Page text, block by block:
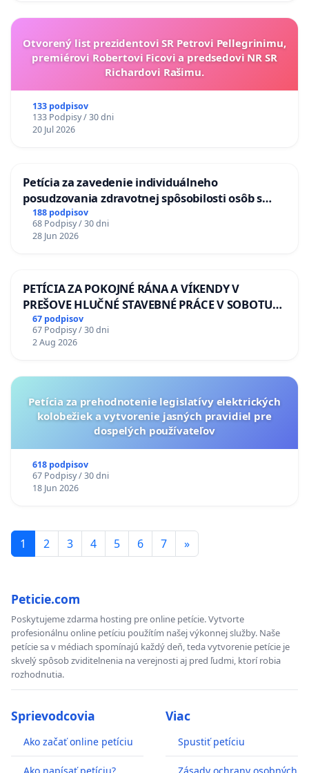
Otvorený list prezidentovi SR Petrovi Pellegrinimu,
premiérovi Robertovi Ficovi a predsedovi NR SR
Richardovi Rašimu.
133 podpisov
133 Podpisy / 30 dni
20 Jul 2026
Petícia za zavedenie individuálneho
posudzovania zdravotnej spôsobilosti osôb s
diabetom 1. a 2. typu pri prijímaní do
Policajného zboru SR
188 podpisov
68 Podpisy / 30 dni
28 Jun 2026
PETÍCIA ZA POKOJNÉ RÁNA A VÍKENDY V
PREŠOVE HLUČNÉ STAVEBNÉ PRÁCE V SOBOTU
LEN OD 9.00 DO 13.00 HOD., CEZ PRACOVNÝ
TÝŽDEŇ CIEĽ 8.00 – 18.00 HOD. A PRAVIDELNÁ
KONTROLA STAVBY C-AREA NA
67 podpisov
67 Podpisy / 30 dni
2 Aug 2026
Petícia za prehodnotenie legislatívy elektrických
kolobežiek a vytvorenie jasných pravidiel pre
dospelých používateľov
618 podpisov
67 Podpisy / 30 dni
18 Jun 2026
1 2 3 4 5 6 7 »
Peticie.com
Poskytujeme zdarma hosting pre online petície. Vytvorte
profesionálnu online petíciu použítím našej výkonnej služby. Naše
petície sa v médiach spomínajú každý deň, teda vytvorenie petície je
skvelý spôsob zviditelnenia na verejnosti aj pred ľudmi, ktorí robia
rozhodnutia.
Sprievodcovia
Ako začať online petíciu
Viac
Spustiť petíciu